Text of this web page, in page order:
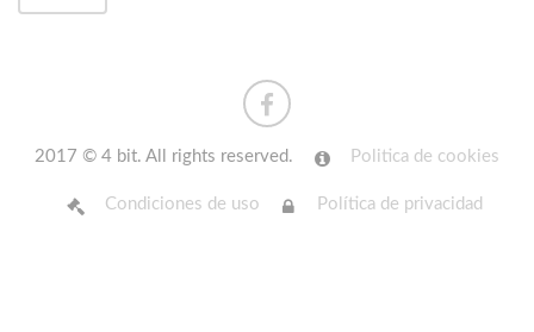
2017 © 4 bit. All rights reserved. Politica de cookies
Condiciones de uso Política de privacidad